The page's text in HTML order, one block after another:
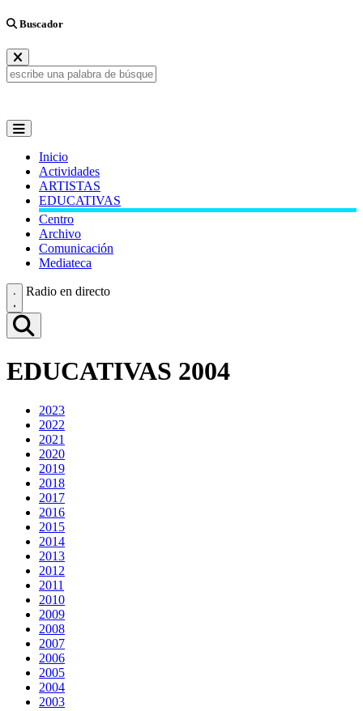
Buscador
Inicio
Actividades
ARTISTAS
EDUCATIVAS
Centro
Archivo
Comunicación
Mediateca
Radio en directo
EDUCATIVAS 2004
2023
2022
2021
2020
2019
2018
2017
2016
2015
2014
2013
2012
2011
2010
2009
2008
2007
2006
2005
2004
2003